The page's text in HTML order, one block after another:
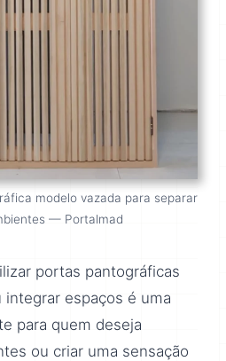
modelo vazada para separar
— Portalmad
portas pantográficas
integrar espaços é uma
para quem deseja
ou criar uma sensação